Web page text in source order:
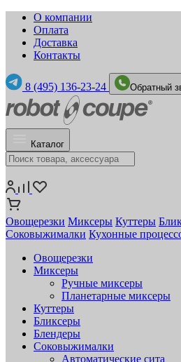
О компании
Оплата
Доставка
Контакты
8 (495) 136-23-24 Обратный
Каталог
Овощерезки Миксеры Куттеры
Соковыжималки Кухонные
Овощерезки
Миксеры
Ручные миксеры
Планетарные миксеры
Куттеры
Бликсеры
Блендеры
Соковыжималки
Автоматические сита